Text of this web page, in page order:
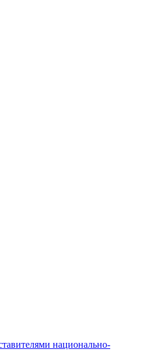
национально-